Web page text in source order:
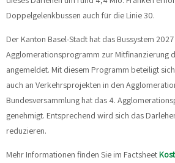
Doppelgelenkbussen auch für die Linie 30.
Der Kanton Basel-Stadt hat das Bussystem
Agglomerationsprogramm zur Mitfinanzierung
angemeldet. Mit diesem Programm beteiligt
auch an Verkehrsprojekten in den
Bundesversammlung hat das 4.
genehmigt. Entsprechend wird sich das
reduzieren.
Mehr Informationen finden Sie im Factsheet